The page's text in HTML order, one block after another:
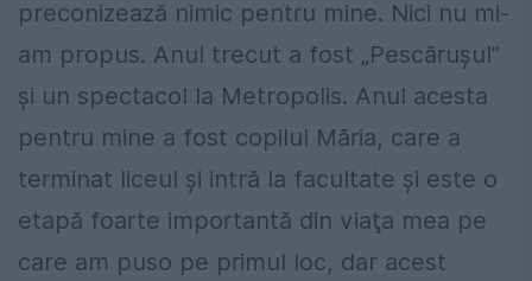
preconizează nimic pentru mine. Nici nu mi-
am propus. Anul trecut a fost „Pescăruşul”
şi un spectacol la Metropolis. Anul acesta
pentru mine a fost copilul Măria, care a
terminat liceul şi intră la facultate şi este o
etapă foarte importantă din viaţa mea pe
care am puso pe primul loc, dar acest